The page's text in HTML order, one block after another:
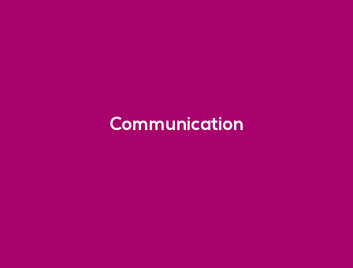
Communication